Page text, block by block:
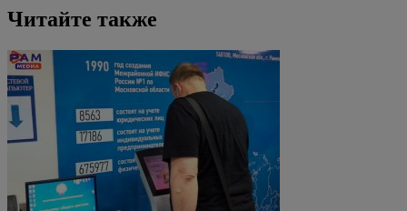
Читайте также